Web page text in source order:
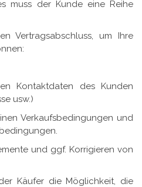
muss der Kunde eine Reihe
Vertragsabschluss, um Ihre
Kontaktdaten des Kunden
usw.)
Verkaufsbedingungen und
und ggf. Korrigieren von
Käufer die Möglichkeit, die